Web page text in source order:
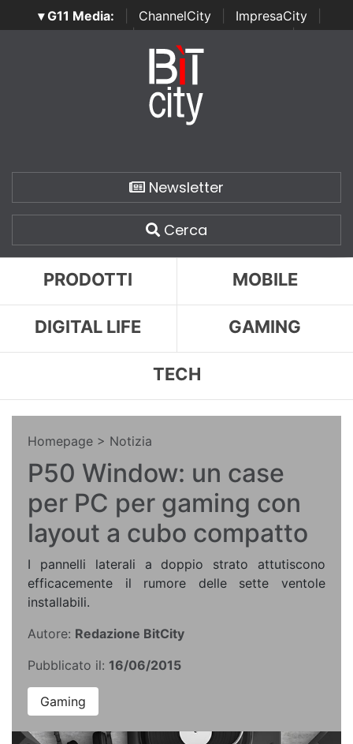
▾ G11 Media: ChannelCity ImpresaCity
SecurityOpenLab | Italian Channel Awards | Italian
Italian Security Awards
Newsletter
Cerca
PRODOTTI MOBILE
DIGITAL LIFE GAMING
TECH
Homepage > Notizia
P50 Window: un case
per PC per gaming con
layout a cubo compatto
I pannelli laterali a doppio strato attutiscono
efficacemente il rumore delle sette ventole
installabili.
Autore: Redazione BitCity
Pubblicato il: 16/06/2015
Gaming